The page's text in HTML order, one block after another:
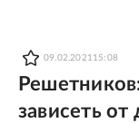
09.02.2021 15:08
зависеть от